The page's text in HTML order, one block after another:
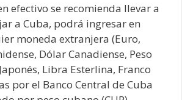
efectivo se recomienda llevar a
a Cuba, podrá ingresar en
moneda extranjera (Euro,
Dólar Canadiense, Peso
Libra Esterlina, Franco
por el Banco Central de Cuba